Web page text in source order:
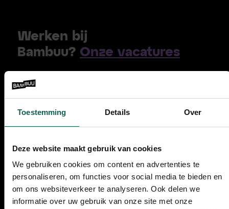
Toestemming Details Over
Deze website maakt gebruik van cookies
We gebruiken cookies om content en advertenties te
personaliseren, om functies voor social media te bieden en
om ons websiteverkeer te analyseren. Ook delen we
informatie over uw gebruik van onze site met onze
Werken bij
Bambuu? Onze vacatures
Lees hier meer over
unieke aanpak
085 210 47 47
E-mail: info@bambuu.nl